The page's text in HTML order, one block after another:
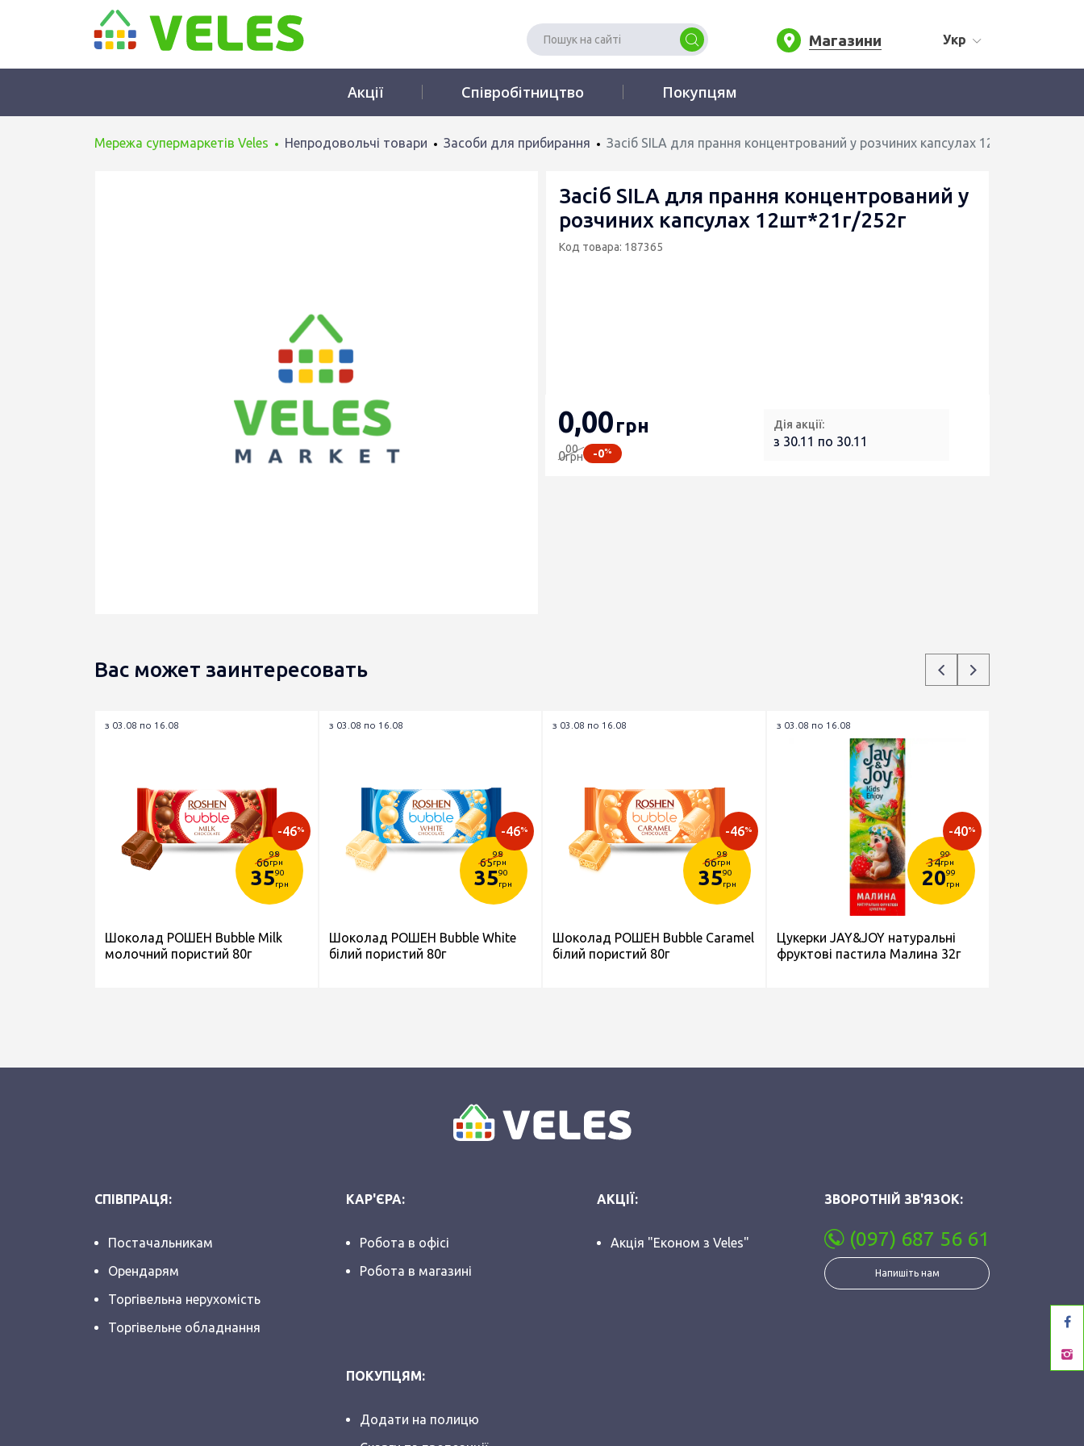
Магазини Укр
Акції Співробітництво Покупцям
Мережа супермаркетів Veles Непродовольчі товари Засоби для прибирання Засіб SILA для прання концентрований у розчиних капсулах 12шт*21г/252г
Засіб SILA для прання концентрований у
розчиних капсулах 12шт*21г/252г
Код товара: 187365
0,00грн
000
грн -0%
Дія акції:
з 30.11 по 30.11
Вас может заинтересовать
з 03.08 по 16.08
66
98
грн
3590
грн
-46%
Шоколад РОШЕН Bubble Milk
молочний пористий 80г
з 03.08 по 16.08
65
98
грн
3590
грн
-46%
Шоколад РОШЕН Bubble White
білий пористий 80г
з 03.08 по 16.08
66
98
грн
3590
грн
-46%
Шоколад РОШЕН Bubble Caramel
білий пористий 80г
з 03.08 по 16.08
34
99
грн
2099
грн
-40%
Цукерки JAY&JOY натуральні
фруктові пастила Малина 32г
СПІВПРАЦЯ:
Постачальникам
Орендарям
Торгівельна нерухомість
Торгівельне обладнання
КАР'ЄРА:
Робота в офісі
Робота в магазині
АКЦІЇ:
Акція "Економ з Veles"
ПОКУПЦЯМ:
Додати на полицю
ЗВОРОТНІЙ ЗВ'ЯЗОК:
(097) 687 56 61
Напишіть нам